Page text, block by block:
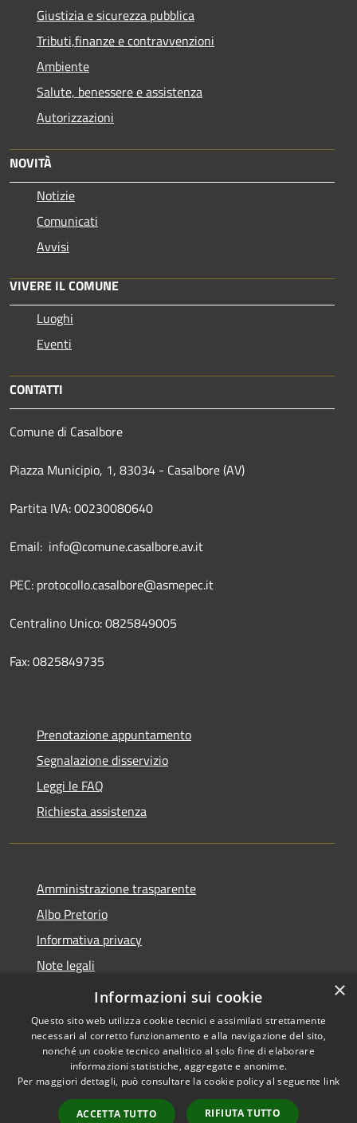
Giustizia e sicurezza pubblica
Tributi,finanze e contravvenzioni
Ambiente
Salute, benessere e assistenza
Autorizzazioni
NOVITÀ
Notizie
Comunicati
Avvisi
VIVERE IL COMUNE
Luoghi
Eventi
CONTATTI
Comune di Casalbore
Piazza Municipio, 1, 83034 - Casalbore (AV)
Partita IVA: 00230080640
Email: info@comune.casalbore.av.it
PEC: protocollo.casalbore@asmepec.it
Centralino Unico: 0825849005
Fax: 0825849735
Prenotazione appuntamento
Segnalazione disservizio
Leggi le FAQ
Richiesta assistenza
Amministrazione trasparente
Albo Pretorio
Informativa privacy
Note legali
Dichiarazione di accessibilità
Accessibilità
Copyright © 2026 • Comune di
Casalbore • Powered by
Municipium•
Accesso
×
Informazioni sui cookie
Questo sito web utilizza cookie tecnici e assimilati strettamente
necessari al corretto funzionamento e alla navigazione del sito,
nonché un cookie tecnico analitico al solo fine di elaborare
informazioni statistiche, aggregate e anonime.
Per maggiori dettagli, può consultare la cookie policy al seguente link
ACCETTA TUTTO RIFIUTA TUTTO